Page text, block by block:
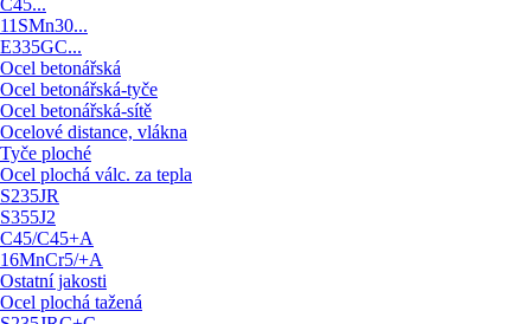
C45...
11SMn30...
E335GC...
Ocel betonářská
Ocel betonářská-tyče
Ocel betonářská-sítě
Ocelové distance, vlákna
Tyče ploché
Ocel plochá válc. za tepla
S235JR
S355J2
C45/C45+A
16MnCr5/+A
Ostatní jakosti
Ocel plochá tažená